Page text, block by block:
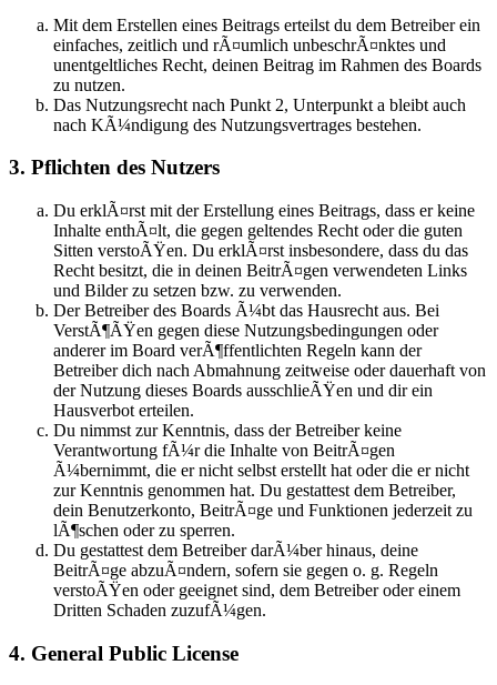
Mit dem Erstellen eines Beitrags erteilst du dem Betreiber ein
einfaches, zeitlich und rÃ¤umlich unbeschrÃ¤nktes und
unentgeltliches Recht, deinen Beitrag im Rahmen des Boards
zu nutzen.
Das Nutzungsrecht nach Punkt 2, Unterpunkt a bleibt auch
nach KÃ¼ndigung des Nutzungsvertrages bestehen.
3. Pflichten des Nutzers
Du erklÃ¤rst mit der Erstellung eines Beitrags, dass er keine
Inhalte enthÃ¤lt, die gegen geltendes Recht oder die guten
Sitten verstoÃŸen. Du erklÃ¤rst insbesondere, dass du das
Recht besitzt, die in deinen BeitrÃ¤gen verwendeten Links
und Bilder zu setzen bzw. zu verwenden.
Der Betreiber des Boards Ã¼bt das Hausrecht aus. Bei
VerstÃ¶ÃŸen gegen diese Nutzungsbedingungen oder
anderer im Board verÃ¶ffentlichten Regeln kann der
Betreiber dich nach Abmahnung zeitweise oder dauerhaft von
der Nutzung dieses Boards ausschlieÃŸen und dir ein
Hausverbot erteilen.
Du nimmst zur Kenntnis, dass der Betreiber keine
Verantwortung fÃ¼r die Inhalte von BeitrÃ¤gen
Ã¼bernimmt, die er nicht selbst erstellt hat oder die er nicht
zur Kenntnis genommen hat. Du gestattest dem Betreiber,
dein Benutzerkonto, BeitrÃ¤ge und Funktionen jederzeit zu
lÃ¶schen oder zu sperren.
Du gestattest dem Betreiber darÃ¼ber hinaus, deine
BeitrÃ¤ge abzuÃ¤ndern, sofern sie gegen o. g. Regeln
verstoÃŸen oder geeignet sind, dem Betreiber oder einem
Dritten Schaden zuzufÃ¼gen.
4. General Public License